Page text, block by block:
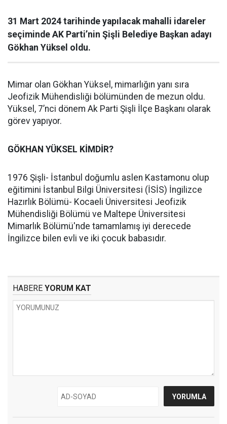
31 Mart 2024 tarihinde yapılacak mahalli idareler
seçiminde AK Parti’nin Şişli Belediye Başkan adayı
Gökhan Yüksel oldu.
Mimar olan Gökhan Yüksel, mimarlığın yanı sıra
Jeofizik Mühendisliği bölümünden de mezun oldu.
Yüksel, 7’nci dönem Ak Parti Şişli İlçe Başkanı olarak
görev yapıyor.
GÖKHAN YÜKSEL KİMDİR?
1976 Şişli- İstanbul doğumlu aslen Kastamonu olup
eğitimini İstanbul Bilgi Üniversitesi (İSİS) İngilizce
Hazırlık Bölümü- Kocaeli Üniversitesi Jeofizik
Mühendisliği Bölümü ve Maltepe Üniversitesi
Mimarlık Bölümü'nde tamamlamış iyi derecede
İngilizce bilen evli ve iki çocuk babasıdır.
HABERE YORUM KAT